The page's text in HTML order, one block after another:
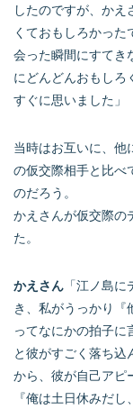
したのですが、かえ
くておもしろかった
会った瞬間にすてき
にどんどんおもしろ
すぐに思いました」
当時はお互いに、他
の仮交際相手と比べ
のだろう。
かえさんが仮交際の
た。
かえさん 「江ノ島
き、私がうっかり『
ってなにかの拍子に
と彼がすごく落ち
から、彼が自己アピ
『俺は土日休みだ